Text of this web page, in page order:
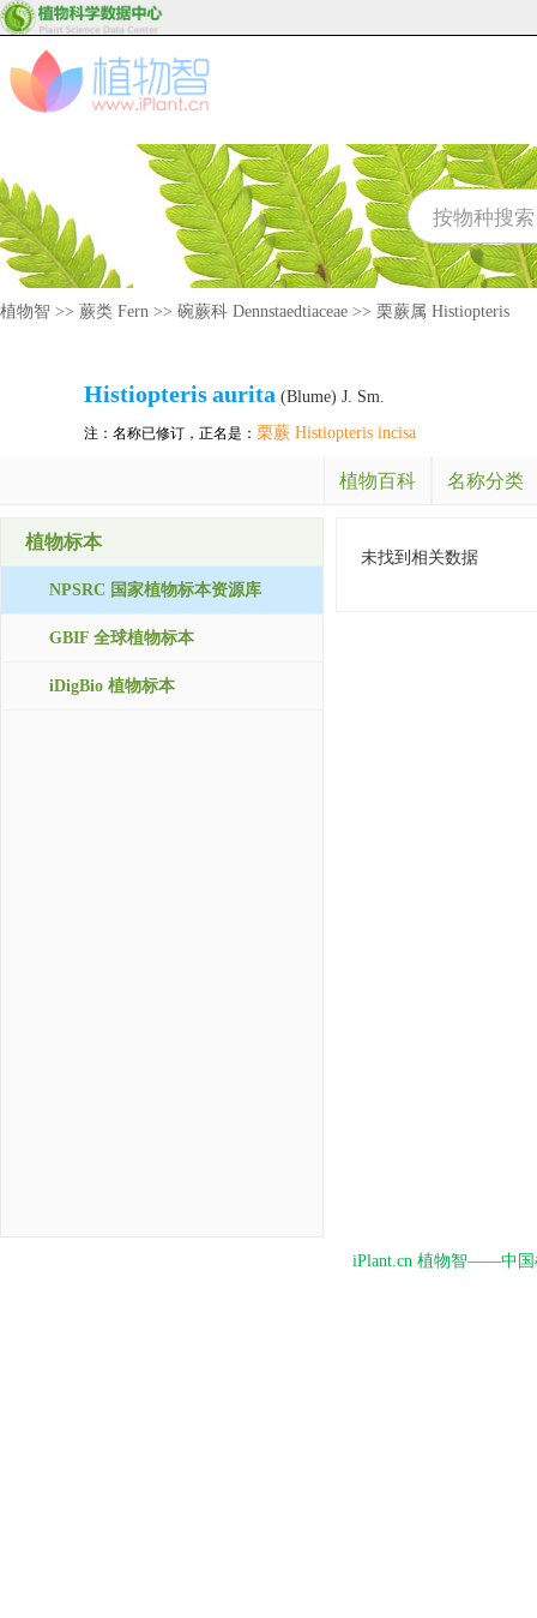
植物智 >> 蕨类 Fern >> 碗蕨科 Dennstaedtiaceae >> 栗蕨属 Histiopteris
Histiopterisaurita (Blume) J. Sm.
注：名称已修订，正名是： 栗蕨 Histiopteris incisa
植物百科 名称分类
植物标本
NPSRC 国家植物标本资源库
GBIF 全球植物标本
iDigBio 植物标本
未找到相关数据
iPlant.cn 植物智——中国